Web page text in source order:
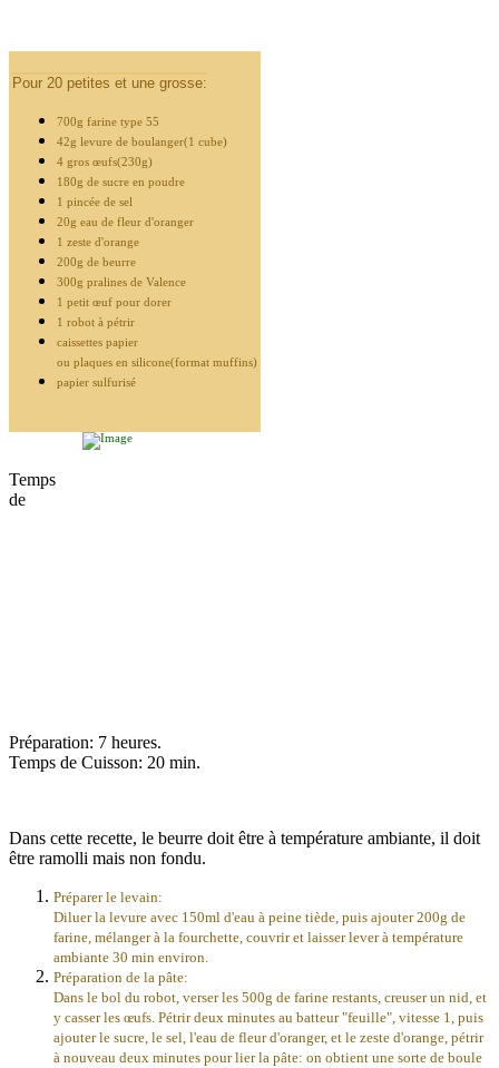
Pour 20 petites et une grosse:
700g farine type 55
42g levure de boulanger(1 cube)
4 gros œufs(230g)
180g de sucre en poudre
1 pincée de sel
20g eau de fleur d'oranger
1 zeste d'orange
200g de beurre
300g pralines de Valence
1 petit œuf pour dorer
1 robot à pétrir
caissettes papier
ou plaques en silicone(format muffins)
papier sulfurisé
Temps
de
Préparation: 7 heures.
Temps de Cuisson: 20 min.
Dans cette recette, le beurre doit être à température ambiante, il doit
être ramolli mais non fondu.
Préparer le levain:
Diluer la levure avec 150ml d'eau à peine tiède, puis ajouter 200g de
farine, mélanger à la fourchette, couvrir et laisser lever à température
ambiante 30 min environ.
Préparation de la pâte:
Dans le bol du robot, verser les 500g de farine restants, creuser un nid, et
y casser les œufs. Pétrir deux minutes au batteur "feuille", vitesse 1, puis
ajouter le sucre, le sel, l'eau de fleur d'oranger, et le zeste d'orange, pétrir
à nouveau deux minutes pour lier la pâte: on obtient une sorte de boule